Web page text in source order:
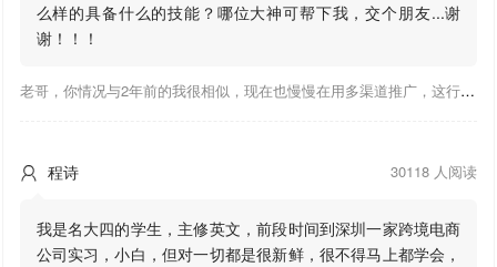
么样的具备什么的技能？哪位大神可帮下我，交个朋友...谢
谢！！！
老哥，你情况与2年前的我很相似，现在也慢慢在用多渠道推广，这行有钱景，你有基础上手会比较快，不必担心。至于Google还是Facebook哪好上手，我是Google广告入手，现在迷上外贸推关注大神们的营销推广干货。有空你也可多泡下这站，真能学到不少东西；希望可以帮到你！
 程诗 30118 人阅读
我是名大四的学生，主修英文，前段时间到深圳一家跨境电商
公司实习，小白，但对一切都是很新鲜，很不得马上都学会，